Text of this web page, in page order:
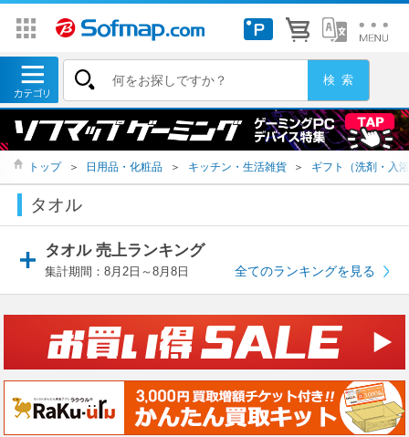
トップ ＞ 日用品・化粧品 ＞ キッチン・生活雑貨 ＞ ギフト（洗剤・入
タオル
タオル 売上ランキング
集計期間：8月2日～8月8日 全てのランキングを見る